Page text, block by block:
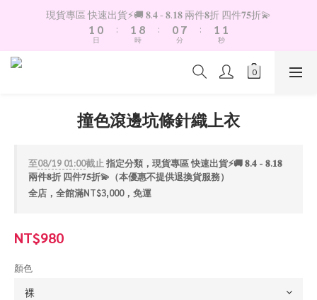
現貨專區 快速出貨⚡️🚚 𝟖.𝟒 - 𝟖.𝟏𝟖 兩件𝟖折 四件𝟕𝟓折💫
2
1
0
1
0
日
:
2
1
0
9
8
7
2
時
:
1
0
8
7
6
1
分
:
2
1
0
2
1
0
秒
撞色滾邊坑條針織上衣
至08/19 01:00截止 指定分類，現貨專區 快速出貨⚡️🚚 𝟖.𝟒 - 𝟖.𝟏𝟖
兩件𝟖折 四件𝟕𝟓折💫（本優惠不提供退換貨服務）
全店，全館滿NT$3,000，免運
NT$980
顏色